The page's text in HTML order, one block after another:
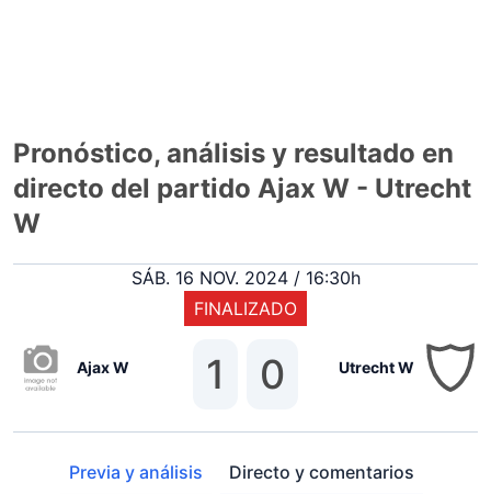
Pronóstico, análisis y resultado en
directo del partido Ajax W - Utrecht
W
SÁB. 16 NOV. 2024 / 16:30h
FINALIZADO
Ajax W 1 0 Utrecht W
Previa y análisis Directo y comentarios